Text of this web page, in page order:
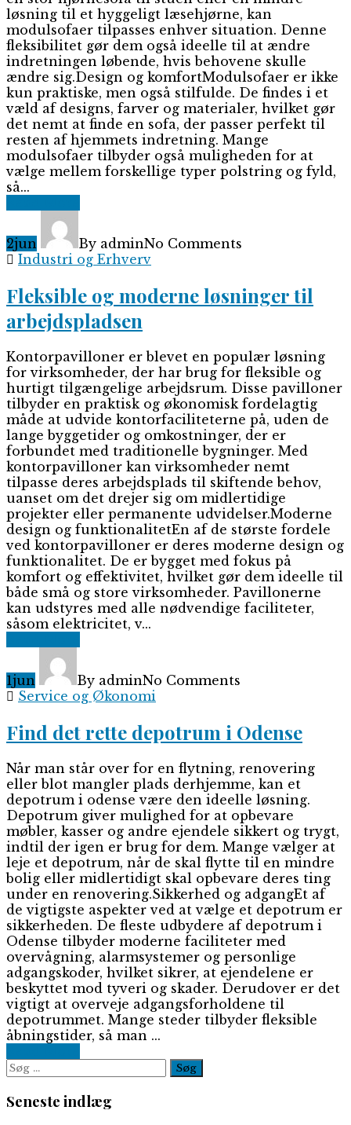
løsning til et hyggeligt læsehjørne, kan
modulsofaer tilpasses enhver situation. Denne
fleksibilitet gør dem også ideelle til at ændre
indretningen løbende, hvis behovene skulle
ændre sig.Design og komfortModulsofaer er ikke
kun praktiske, men også stilfulde. De findes i et
væld af designs, farver og materialer, hvilket gør
det nemt at finde en sofa, der passer perfekt til
resten af hjemmets indretning. Mange
modulsofaer tilbyder også muligheden for at
vælge mellem forskellige typer polstring og fyld,
så...
2jun By adminNo Comments
Industri og Erhverv
Fleksible og moderne løsninger til
arbejdspladsen
Kontorpavilloner er blevet en populær løsning
for virksomheder, der har brug for fleksible og
hurtigt tilgængelige arbejdsrum. Disse pavilloner
tilbyder en praktisk og økonomisk fordelagtig
måde at udvide kontorfaciliteterne på, uden de
lange byggetider og omkostninger, der er
forbundet med traditionelle bygninger. Med
kontorpavilloner kan virksomheder nemt
tilpasse deres arbejdsplads til skiftende behov,
uanset om det drejer sig om midlertidige
projekter eller permanente udvidelser.Moderne
design og funktionalitetEn af de største fordele
ved kontorpavilloner er deres moderne design og
funktionalitet. De er bygget med fokus på
komfort og effektivitet, hvilket gør dem ideelle til
både små og store virksomheder. Pavillonerne
kan udstyres med alle nødvendige faciliteter,
såsom elektricitet, v...
1jun By adminNo Comments
Service og Økonomi
Find det rette depotrum i Odense
Når man står over for en flytning, renovering
eller blot mangler plads derhjemme, kan et
depotrum i odense være den ideelle løsning.
Depotrum giver mulighed for at opbevare
møbler, kasser og andre ejendele sikkert og trygt,
indtil der igen er brug for dem. Mange vælger at
leje et depotrum, når de skal flytte til en mindre
bolig eller midlertidigt skal opbevare deres ting
under en renovering.Sikkerhed og adgangEt af
de vigtigste aspekter ved at vælge et depotrum er
sikkerheden. De fleste udbydere af depotrum i
Odense tilbyder moderne faciliteter med
overvågning, alarmsystemer og personlige
adgangskoder, hvilket sikrer, at ejendelene er
beskyttet mod tyveri og skader. Derudover er det
vigtigt at overveje adgangsforholdene til
depotrummet. Mange steder tilbyder fleksible
åbningstider, så man ...
Søg
efter:
Seneste indlæg